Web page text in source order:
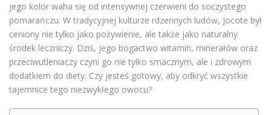
jego kolor waha się od intensywnej czerwieni do soczystego
pomarańczu. W tradycyjnej kulturze rdzennych ludów, Jocote był
ceniony nie tylko jako pożywienie, ale także jako naturalny
środek leczniczy. Dziś, jego bogactwo witamin, minerałów oraz
przeciwutleniaczy czyni go nie tylko smacznym, ale i zdrowym
dodatkiem do diety. Czy jesteś gotowy, aby odkryć wszystkie
tajemnice tego niezwykłego owocu?